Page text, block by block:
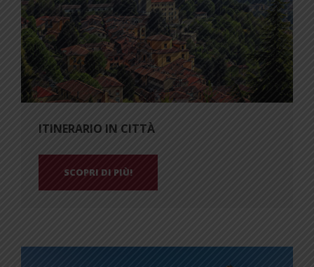
ITINERARIO IN CITTÀ
SCOPRI DI PIÙ!